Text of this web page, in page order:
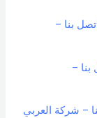
نقل عفش بحفر الباطن – 0551154864 اتصل بنا –
– 0551154864 اتصل بنا –